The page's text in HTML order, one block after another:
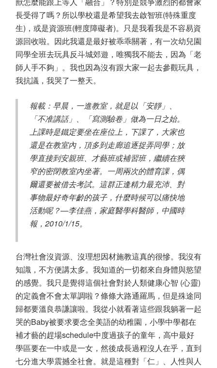
長受得了嗎？所以學校還是希望我去啟智班(特殊重度
生)，或是資源班(輕度障礙者)。只是我看我是不容易資
源回收啦。因此我還是最好被乖乖關著，有一次幼兒園
同學全班去玩具反斗城郊遊，唯獨我不能去，因為「老
師人手不夠」。我也因為沒有跟大家一起去參觀玩具，
我抗議，我哭了一整天。
報載：早晨，一進教室，就是以「安靜」、
「不准講話」、「寫測驗卷」做為一日之始。
上課時是鐵定要坐在座位上，下課了，大家也
還是在教室內，頂多到走廊追逐捉弄同學；放
學直接到安親班、才藝班或補習班，繼續在狹
窄的密閉教室內坐著。一周兩次的體育課，偶
爾還要被借去考試。這群正逢精力最充沛、對
事物最好奇年齡的孩子，什麼時候可以痛快地
活動呢？—李佳燕，家庭醫學科醫師，中國時
報，2010/1/15。
台灣社會沒資源、沒理想因材施教這真的很慘。我沒有
知識，不方便講太多。我知道的一切都來自身體與慾望
的感覺。我只是覺得這個社會對於人類健康心智 (心靈)
的定義會不會太單調啦？條條大路通羅馬，但是殊途同
歸都要溫良恭謙讓啦。我從小就看著這些跟我躺著一起
哭的Baby被要求要念全美語的幼稚園，小學中學都在
補才藝的趕場schedule中度過孩子的童年，高中最好
學區要在一中或是一女，然後成長過程沒人在乎，直到
七分進大學震撼全社會。就是這種對「仁」、人性與人